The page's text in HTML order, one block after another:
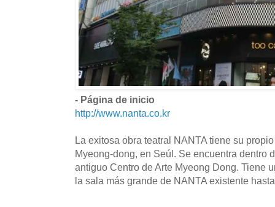
- Página de inicio
http://www.nanta.co.kr
La exitosa obra teatral NANTA tiene su
Myeong-dong, en Seúl. Se encuentra dentro
antiguo Centro de Arte Myeong Dong. Tiene
la sala más grande de NANTA existente